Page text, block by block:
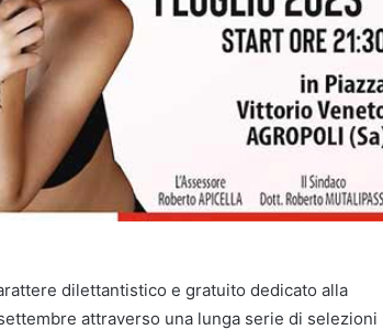
dilettantistico e gratuito dedicato alla
attraverso una lunga serie di selezioni